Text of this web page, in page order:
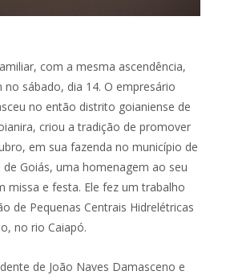
com a mesma ascendência,
sábado, dia 14. O empresário
no então distrito goianiense de
criou a tradição de promover
em sua fazenda no município de
Goiás, uma homenagem ao seu
missa e festa. Ele fez um trabalho
de Pequenas Centrais Hidrelétricas
no rio Caiapó.
de João Naves Damasceno e